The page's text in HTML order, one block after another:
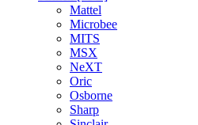
Mattel
Microbee
MITS
MSX
NeXT
Oric
Osborne
Sharp